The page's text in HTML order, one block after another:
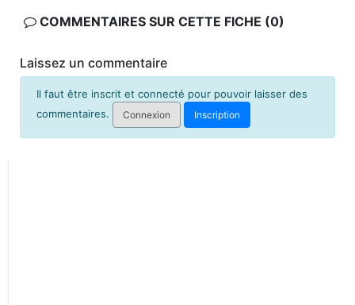
COMMENTAIRES SUR CETTE FICHE (0)
Laissez un commentaire
Il faut être inscrit et connecté pour pouvoir laisser des
commentaires.
Connexion Inscription